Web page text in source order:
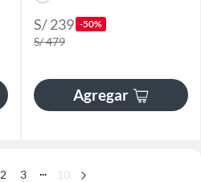
S/ 239 -50%
S/ 479
Agregar
2 3 ... 10